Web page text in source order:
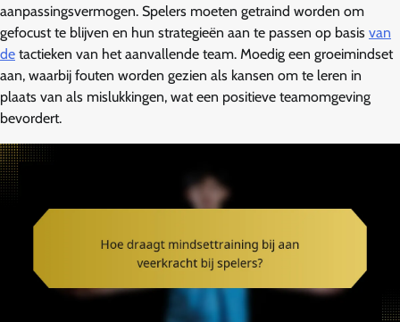
aanpassingsvermogen. Spelers moeten getraind worden om
gefocust te blijven en hun strategieën aan te passen op basis van
de tactieken van het aanvallende team. Moedig een groeimindset
aan, waarbij fouten worden gezien als kansen om te leren in
plaats van als mislukkingen, wat een positieve teamomgeving
bevordert.